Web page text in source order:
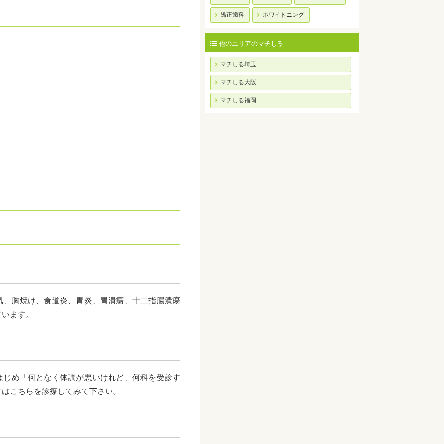
胸焼け、食道炎、胃炎、胃潰瘍、十二指腸潰瘍
ます。
め「何となく体調が悪いけれど、何科を受診す
こちらを診療してみて下さい。
矯正歯科 ホワイトニング
他のエリアのマチしる
マチしる埼玉
マチしる大阪
マチしる福岡